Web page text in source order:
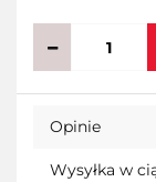
Opinie
Wysyłka w